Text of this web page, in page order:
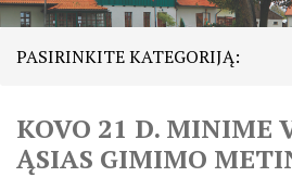
Ekspozicijos
PASIRINKITE KATEGORIJĄ:
Veiklos planas
KOVO 21 D. MINIME
ĄSIAS GIMIMO